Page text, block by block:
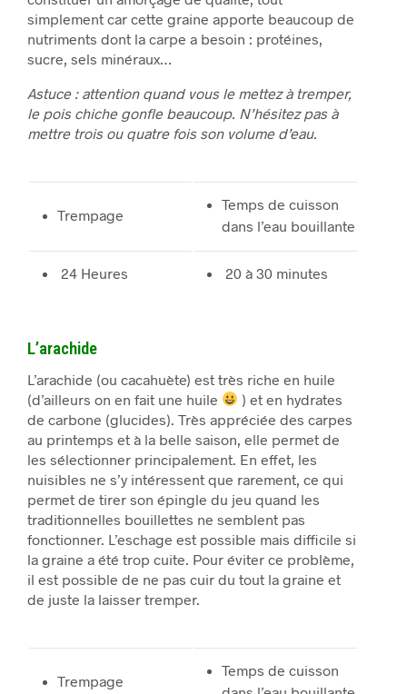
simplement car cette graine apporte beaucoup de
nutriments dont la carpe a besoin : protéines,
sucre, sels minéraux…
Astuce : attention quand vous le mettez à tremper,
le pois chiche gonfle beaucoup. N’hésitez pas à
mettre trois ou quatre fois son volume d’eau.
Trempage
Temps de cuisson
dans l’eau bouillante
24 Heures 20 à 30 minutes
L’arachide
L’arachide (ou cacahuète) est très riche en huile
(d’ailleurs on en fait une huile
) et en hydrates
de carbone (glucides). Très appréciée des carpes
au printemps et à la belle saison, elle permet de
les sélectionner principalement. En effet, les
nuisibles ne s’y intéressent que rarement, ce qui
permet de tirer son épingle du jeu quand les
traditionnelles bouillettes ne semblent pas
fonctionner. L’eschage est possible mais difficile si
la graine a été trop cuite. Pour éviter ce problème,
il est possible de ne pas cuir du tout la graine et
de juste la laisser tremper.
Trempage
Temps de cuisson